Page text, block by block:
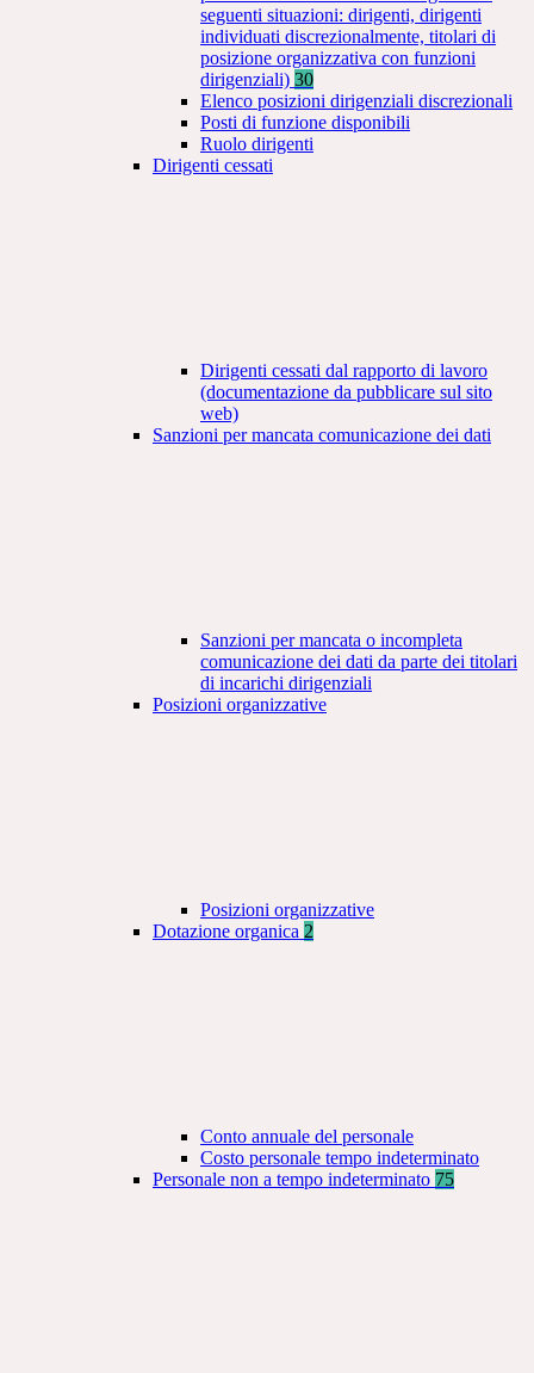
seguenti situazioni: dirigenti, dirigenti
individuati discrezionalmente, titolari di
posizione organizzativa con funzioni
dirigenziali) 30
Elenco posizioni dirigenziali discrezionali
Posti di funzione disponibili
Ruolo dirigenti
Dirigenti cessati
Dirigenti cessati dal rapporto di lavoro
(documentazione da pubblicare sul sito
web)
Sanzioni per mancata comunicazione dei dati
Sanzioni per mancata o incompleta
comunicazione dei dati da parte dei titolari
di incarichi dirigenziali
Posizioni organizzative
Posizioni organizzative
Dotazione organica 2
Conto annuale del personale
Costo personale tempo indeterminato
Personale non a tempo indeterminato 75